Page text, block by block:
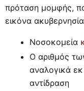
πρόταση μομφής,
εικόνα
Νοσοκομεία
O αριθμός
αναλογικά
αντίδραση